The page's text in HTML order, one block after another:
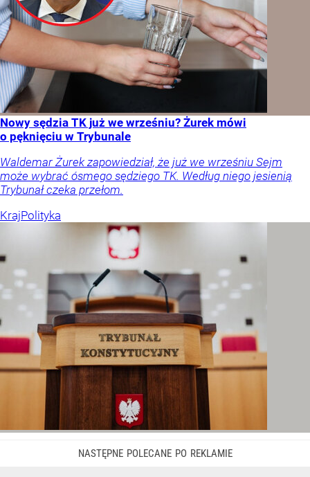
Nowy sędzia TK już we wrześniu? Żurek mówi
o pęknięciu w Trybunale
Waldemar Żurek zapowiedział, że już we wrześniu Sejm
może wybrać ósmego sędziego TK. Według niego jesienią
Trybunał czeka przełom.
KrajPolityka